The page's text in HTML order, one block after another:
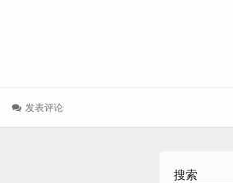
发表评论: 【像
搜索